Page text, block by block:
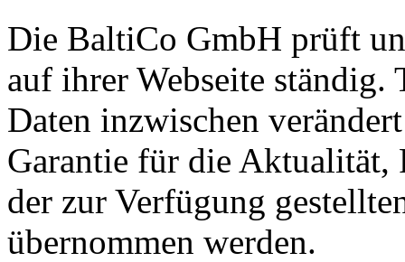
Die BaltiCo GmbH prüft
auf ihrer Webseite
Daten inzwischen
Garantie für die
der zur Verfügung
übernommen werden.